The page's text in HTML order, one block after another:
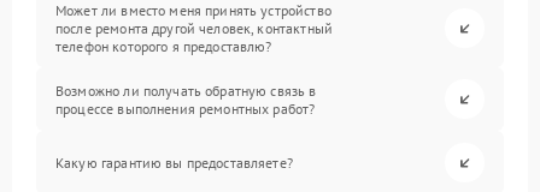
Может ли вместо меня принять устройство
после ремонта другой человек, контактный
телефон которого я предоставлю?
Возможно ли получать обратную связь в
процессе выполнения ремонтных работ?
Какую гарантию вы предоставляете?